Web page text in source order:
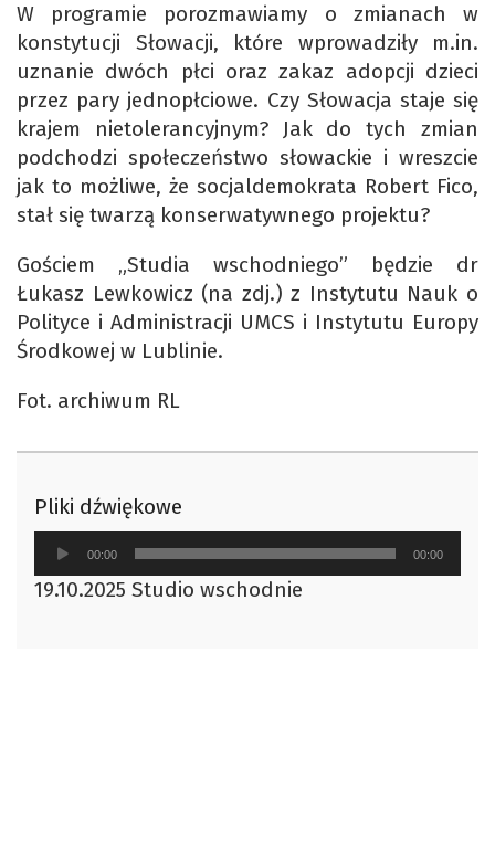
W programie porozmawiamy o zmianach w
konstytucji Słowacji, które wprowadziły m.in.
uznanie dwóch płci oraz zakaz adopcji dzieci
przez pary jednopłciowe. Czy Słowacja staje się
krajem nietolerancyjnym? Jak do tych zmian
podchodzi społeczeństwo słowackie i wreszcie
jak to możliwe, że socjaldemokrata Robert Fico,
stał się twarzą konserwatywnego projektu?
Gościem „Studia wschodniego” będzie dr
Łukasz Lewkowicz (na zdj.) z Instytutu Nauk o
Polityce i Administracji UMCS i Instytutu Europy
Środkowej w Lublinie.
Fot. archiwum RL
Pliki dźwiękowe
Odtwarzacz
plików
dźwiękowych
00:00 00:00
19.10.2025 Studio wschodnie